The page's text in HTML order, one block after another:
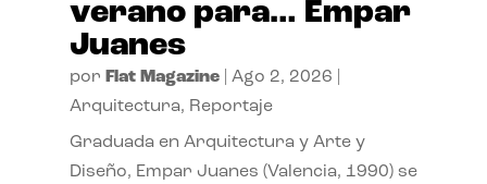
verano para… Empar
Juanes
por Flat Magazine| Ago 2, 2026
Arquitectura, Reportaje
Graduada en Arquitectura y Arte y
Diseño, Empar Juanes (Valencia, 1990) se